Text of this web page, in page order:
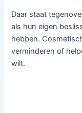
Daar staat
als hun eigen
hebben.
verminderen of
wilt.